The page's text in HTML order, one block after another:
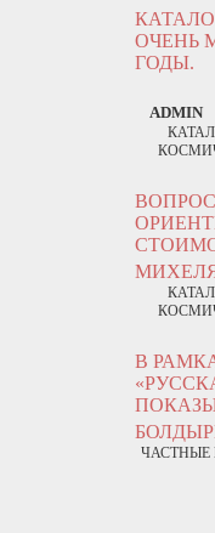
ОЧЕНЬ
ГОДЫ.
ADMIN
В
ЧАСТНЫЕ